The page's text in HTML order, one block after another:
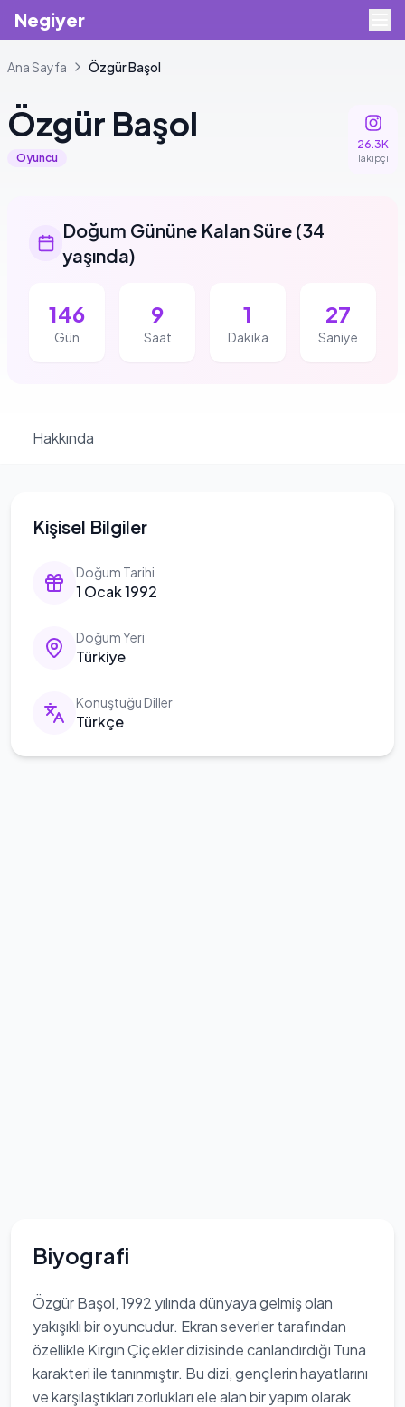
Negiyer
Ana Sayfa ÖzgürBaşol
Özgür Başol
Oyuncu
26.3K
Takipçi
Doğum Gününe Kalan Süre (34
yaşında)
146
Gün
9
Saat
1
Dakika
26
Saniye
Hakkında
Kişisel Bilgiler
Doğum Tarihi
1 Ocak 1992
Doğum Yeri
Türkiye
Konuştuğu Diller
Türkçe
Biyografi
Özgür Başol, 1992 yılında dünyaya gelmiş olan
yakışıklı bir oyuncudur. Ekran severler tarafından
özellikle Kırgın Çiçekler dizisinde canlandırdığı Tuna
karakteri ile tanınmıştır. Bu dizi, gençlerin hayatlarını
ve karşılaştıkları zorlukları ele alan bir yapım olarak